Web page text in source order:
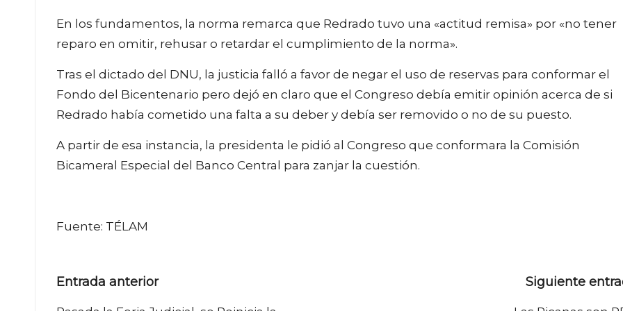
En los fundamentos, la norma remarca que Redrado tuvo una «actitud remisa» por «no tener
reparo en omitir, rehusar o retardar el cumplimiento de la norma».
Tras el dictado del DNU, la justicia falló a favor de negar el uso de reservas para conformar el
Fondo del Bicentenario pero dejó en claro que el Congreso debía emitir opinión acerca de si
Redrado había cometido una falta a su deber y debía ser removido o no de su puesto.
A partir de esa instancia, la presidenta le pidió al Congreso que conformara la Comisión
Bicameral Especial del Banco Central para zanjar la cuestión.
Fuente: TÉLAM
Navegación
Entrada anterior Siguiente